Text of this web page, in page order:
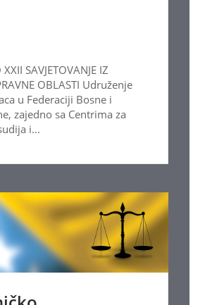
SAVJETOVANJE IZ
OBLASTI Udruženje
u Federaciji Bosne i
zajedno sa Centrima za
i...